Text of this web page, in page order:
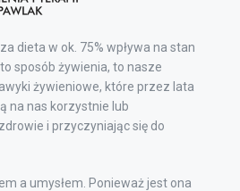
dieta w ok. 75% wpływa na stan
sposób żywienia, to nasze
żywieniowe, które przez lata
na nas korzystnie lub
i przyczyniając się do
a umysłem. Ponieważ jest ona